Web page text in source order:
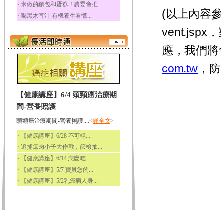
‧ 米做的麵包和蛋糕！農委會推...
‧ 喝黑木耳汁 有機養生看懂...
【健康講座】6/4 頭頸癌治療期
間-營養照護
頭頸癌治療期間-營養照護....<詳全文>
‧ 【健康講座】6/28 不可輕...
‧ 追捕瘜肉小子大作戰，篩檢抽...
‧ 【健康講座】6/14 怎麼吃...
‧ 【健康講座】5/7 寶貝您的...
‧ 【健康講座】5/2乳癌病人身...
(以上內容
vent.jspx
應，我們
com.tw ，